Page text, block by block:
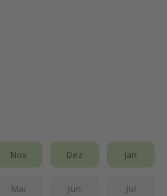
Nov Dez Jan
Mai Jun Jul